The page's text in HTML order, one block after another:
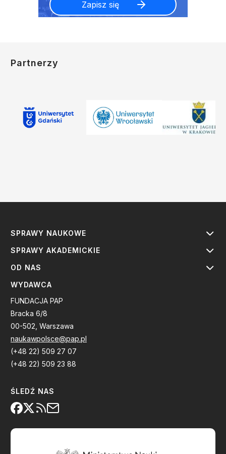
Partnerzy
SPRAWY NAUKOWE
SPRAWY AKADEMICKIE
OD NAS
WYDAWCA
FUNDACJA PAP
Bracka 6/8
00-502, Warszawa
naukawpolsce@pap.pl
(+48 22) 509 27 07
(+48 22) 509 23 88
ŚLEDŹ NAS